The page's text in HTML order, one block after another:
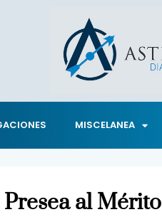
MISCELANEA
al Mérito